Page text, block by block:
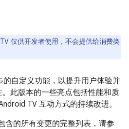
仅供开发者使用，不会提供给消费类
的自定义功能，以提升用户体验并
此版本的一些亮点包括性能和质
TV 互动方式的持续改进。
含的所有变更的完整列表，请参